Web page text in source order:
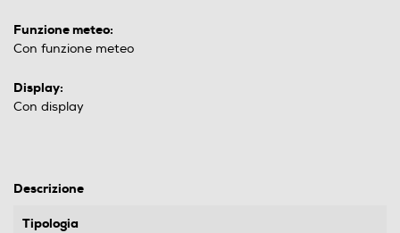
Funzione meteo:
Con funzione meteo
Display:
Con display
Descrizione
Tipologia